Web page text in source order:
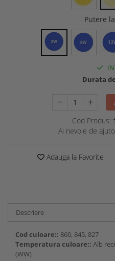
Putere
Durata
Cod Produs:
Ai nevoie de
Adauga la Favorite
Descriere
Cod culoare:: 860, 845, 827
Temperatura culoare:: Alb
(WW)